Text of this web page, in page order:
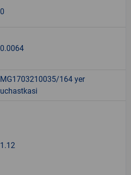
0
0.0064
MG1703210035/164 yer
uchastkasi
1.12